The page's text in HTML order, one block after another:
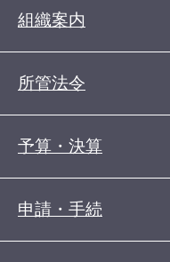
組織案内
所管法令
予算・決算
申請・手続